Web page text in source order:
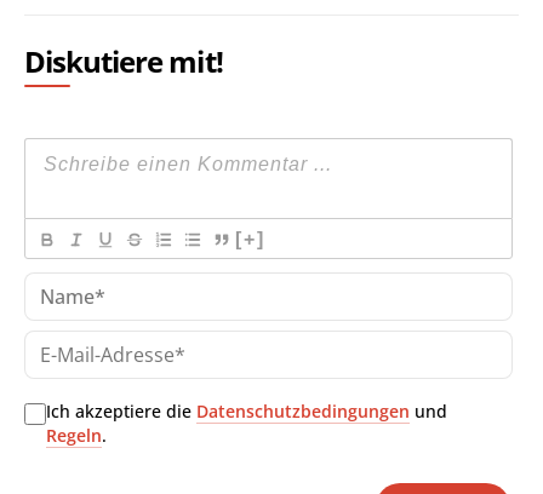
Diskutiere mit!
[+]
E-
Ich akzeptiere die Datenschutzbedingungen und
Regeln.